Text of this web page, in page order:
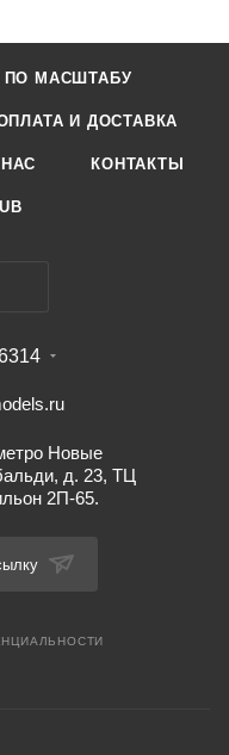
ПО МАСШТАБУ
И ДОСТАВКА
КОНТАКТЫ
Новые
д. 23, ТЦ
2П-65.